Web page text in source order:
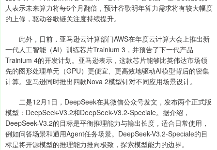
人表示未来算力将每6个月翻倍，预计谷歌明年算力需求将有较大幅度
的上修，驱动谷歌链关注度持续提升。
此外，日前，亚马逊云计算部门AWS在年度云计算大会上推出新
一代人工智能（AI）训练芯片Trainium 3，并预告了下一代产品
Trainium 4的开发计划。亚马逊表示，这款芯片能够比英伟达市场领
先的图形处理单元（GPU）更便宜、更高效地驱动AI模型背后的密集
计算。亚马逊同时推出四款Nova 2模型针对不同应用场景设计。
二是12月1日，DeepSeek在其微信公众号发文，发布两个正式版
模型：DeepSeek-V3.2和DeepSeek-V3.2-Speciale。据介绍，
DeepSeek-V3.2的目标是平衡推理能力与输出长度，适合日常使用，
例如问答场景和通用Agent任务场景。DeepSeek-V3.2-Speciale的目
标是将开源模型的推理能力推向极致，探索模型能力的边界。